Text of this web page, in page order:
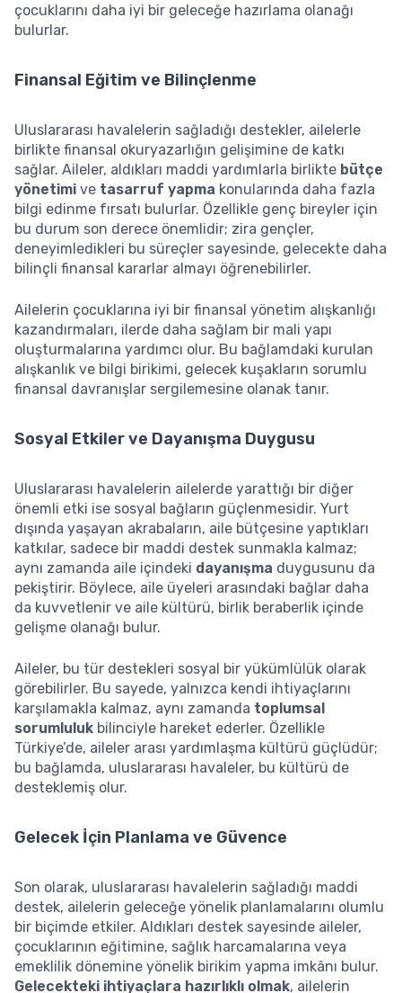
çocuklarını daha iyi bir geleceğe hazırlama olanağı
bulurlar.
Finansal Eğitim ve Bilinçlenme
Uluslararası havalelerin sağladığı destekler, ailelerle
birlikte finansal okuryazarlığın gelişimine de katkı
sağlar. Aileler, aldıkları maddi yardımlarla birlikte bütçe
yönetimi ve tasarruf yapma konularında daha fazla
bilgi edinme fırsatı bulurlar. Özellikle genç bireyler için
bu durum son derece önemlidir; zira gençler,
deneyimledikleri bu süreçler sayesinde, gelecekte daha
bilinçli finansal kararlar almayı öğrenebilirler.
Ailelerin çocuklarına iyi bir finansal yönetim alışkanlığı
kazandırmaları, ilerde daha sağlam bir mali yapı
oluşturmalarına yardımcı olur. Bu bağlamdaki kurulan
alışkanlık ve bilgi birikimi, gelecek kuşakların sorumlu
finansal davranışlar sergilemesine olanak tanır.
Sosyal Etkiler ve Dayanışma Duygusu
Uluslararası havalelerin ailelerde yarattığı bir diğer
önemli etki ise sosyal bağların güçlenmesidir. Yurt
dışında yaşayan akrabaların, aile bütçesine yaptıkları
katkılar, sadece bir maddi destek sunmakla kalmaz;
aynı zamanda aile içindeki dayanışma duygusunu da
pekiştirir. Böylece, aile üyeleri arasındaki bağlar daha
da kuvvetlenir ve aile kültürü, birlik beraberlik içinde
gelişme olanağı bulur.
Aileler, bu tür destekleri sosyal bir yükümlülük olarak
görebilirler. Bu sayede, yalnızca kendi ihtiyaçlarını
karşılamakla kalmaz, aynı zamanda toplumsal
sorumluluk bilinciyle hareket ederler. Özellikle
Türkiye’de, aileler arası yardımlaşma kültürü güçlüdür;
bu bağlamda, uluslararası havaleler, bu kültürü de
desteklemiş olur.
Gelecek İçin Planlama ve Güvence
Son olarak, uluslararası havalelerin sağladığı maddi
destek, ailelerin geleceğe yönelik planlamalarını olumlu
bir biçimde etkiler. Aldıkları destek sayesinde aileler,
çocuklarının eğitimine, sağlık harcamalarına veya
emeklilik dönemine yönelik birikim yapma imkânı bulur.
Gelecekteki ihtiyaçlara hazırlıklı olmak, ailelerin